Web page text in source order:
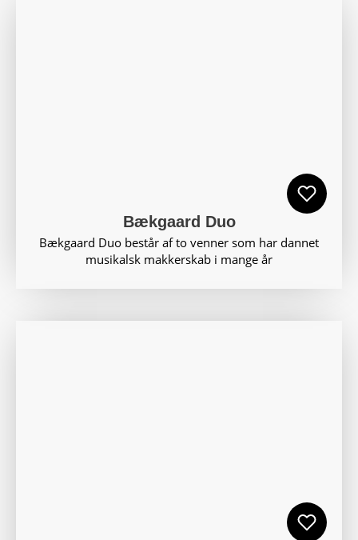
Bækgaard Duo
Bækgaard Duo består af to venner som har dannet
musikalsk makkerskab i mange år